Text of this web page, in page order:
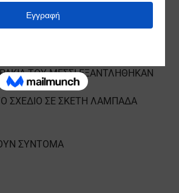
με καδράκι
ΤΟΥ ΜΕΣΣΙ ΕΞΑΝΤΛΗΘΗΚΑΝ
ΣΧΕΔΙΟ ΣΕ ΣΚΕΤΗ ΛΑΜΠΑΔΑ
ΣΥΝΤΟΜΑ